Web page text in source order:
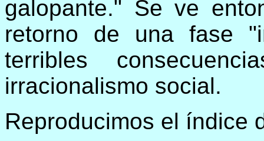
galopante." Se ve
retorno de una fase
terribles
irracionalismo social.
Reproducimos el índice